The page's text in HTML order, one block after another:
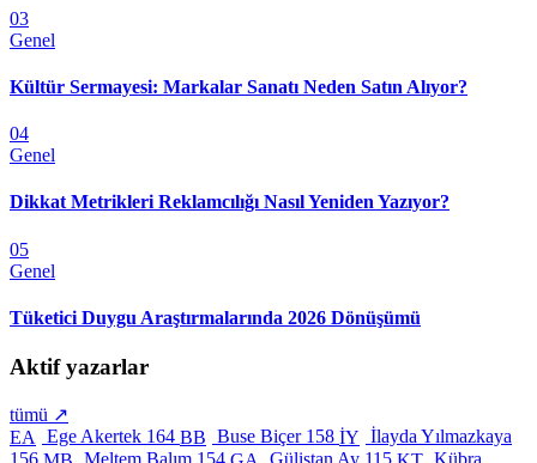
03
Genel
Kültür Sermayesi: Markalar Sanatı Neden Satın Alıyor?
04
Genel
Dikkat Metrikleri Reklamcılığı Nasıl Yeniden Yazıyor?
05
Genel
Tüketici Duygu Araştırmalarında 2026 Dönüşümü
Aktif yazarlar
tümü ↗
EA
Ege Akertek 164 BB Buse Biçer 158 İY İlayda Yılmazkaya